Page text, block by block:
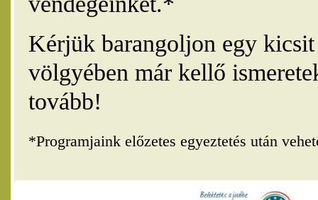
Kérjük barangoljon egy
völgyében már kellő
tovább!
*Programjaink előzetes egyeztetés után